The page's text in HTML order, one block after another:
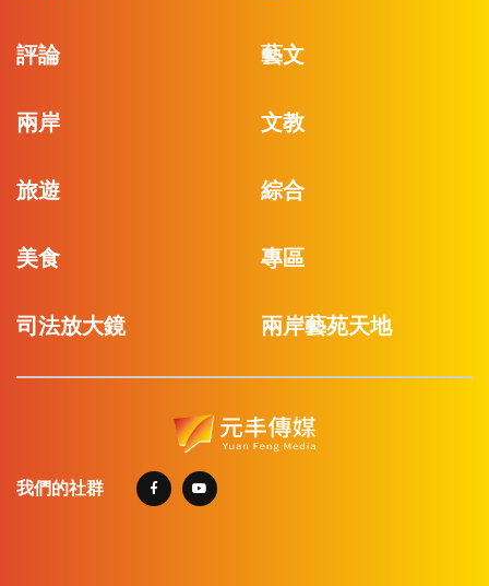
評論 藝文
兩岸 文教
旅遊 綜合
美食 專區
司法放大鏡 兩岸藝苑天地
我們的社群